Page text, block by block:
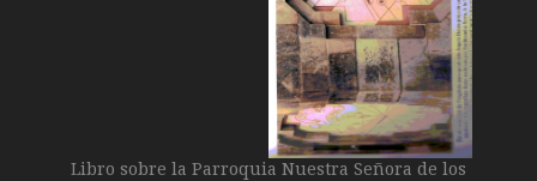
Libro sobre la Parroquia Nuestra Señora de los